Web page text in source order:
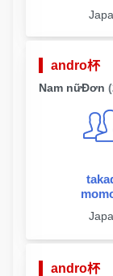
andro杯
Nam nữĐơn
andro杯